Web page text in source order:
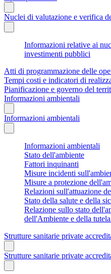
Nuclei di valutazione e verifica
Informazioni relative ai
investimenti pubblici
Atti di programmazione delle
Tempi costi e indicatori di
Pianificazione e governo del
Informazioni ambientali
Informazioni ambientali
Informazioni ambientali
Stato dell'ambiente
Fattori inquinanti
Misure incidenti
Misure a protezione
Relazioni sull'attuazione
Stato della salute e della
Relazione sullo stato
dell'Ambiente e della
Strutture sanitarie private
Strutture sanitarie private